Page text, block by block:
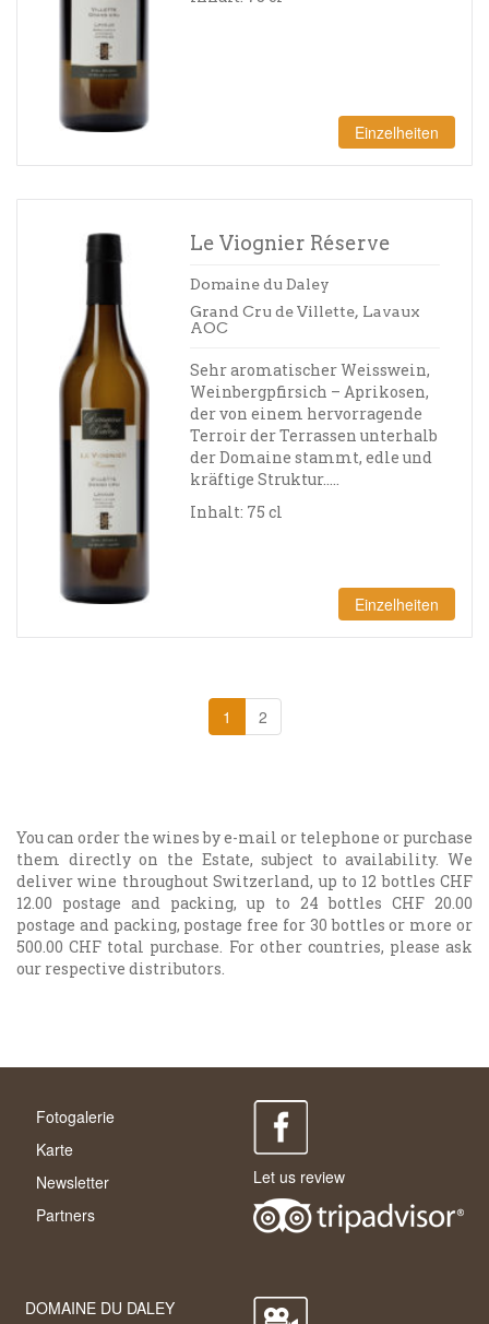
Einzelheiten
Le Viognier Réserve
Domaine du Daley
Grand Cru de Villette, Lavaux
AOC
Sehr aromatischer Weisswein,
Weinbergpfirsich – Aprikosen,
der von einem hervorragende
Terroir der Terrassen unterhalb
der Domaine stammt, edle und
kräftige Struktur…..
Inhalt: 75 cl
Einzelheiten
1 2
You can order the wines by e-mail or telephone or purchase
them directly on the Estate, subject to availability. We
deliver wine throughout Switzerland, up to 12 bottles CHF
12.00 postage and packing, up to 24 bottles CHF 20.00
postage and packing, postage free for 30 bottles or more or
500.00 CHF total purchase. For other countries, please ask
our respective distributors.
Fotogalerie
Karte
Newsletter
Partners
Let us review
DOMAINE DU DALEY